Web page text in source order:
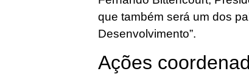
que também será um dos
Desenvolvimento”.
Ações